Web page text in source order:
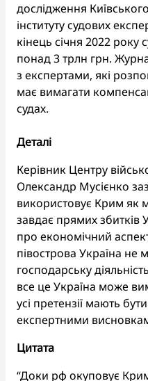
дослідження
інституту судових
кінець січня 2022 року
понад 3 трлн грн.
з експертами, які
має вимагати
судах.
Деталі
Керівник Центру
Олександр Мусієнко
використовує Крим як
завдає прямих збитків
про економічний
півострова Україна не
господарську
все це Україна може
усі претензії мають
експертними
Цитата
“Доки рф окуповує